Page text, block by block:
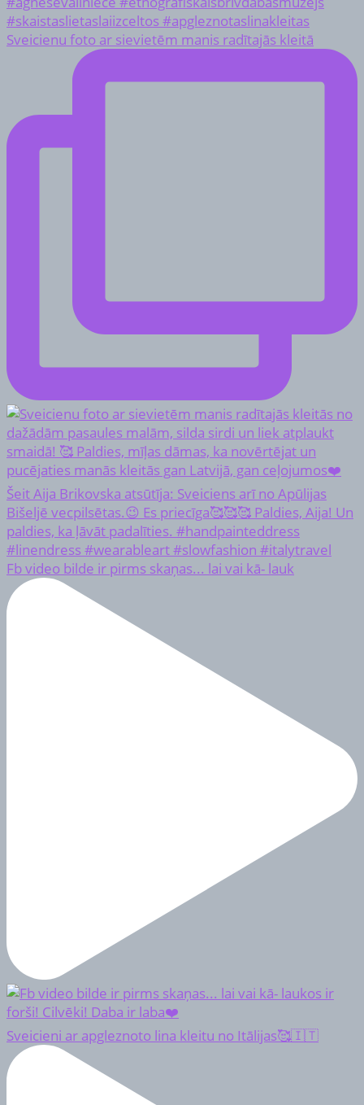
Sveicienu foto ar sievietēm manis radītajās kleitā
Fb video bilde ir pirms skaņas... lai vai kā- lauk
Sveicieni ar apgleznoto lina kleitu no Itālijas🥰🇮🇹